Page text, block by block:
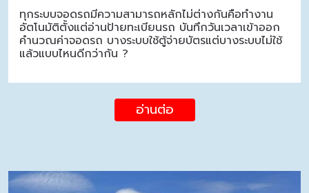
ทุกระบบจอดรถมีความสามารถหลักไม่ต่างกันคือทำงาน
อัตโนมัติตั้งแต่อ่านป้ายทะเบียนรถ บันทึกวันเวลาเข้าออก
คำนวณค่าจอดรถ บางระบบใช้ตู้จ่ายบัตรแต่บางระบบไม่ใช้
แล้วแบบไหนดีกว่ากัน ?
อ่านต่อ